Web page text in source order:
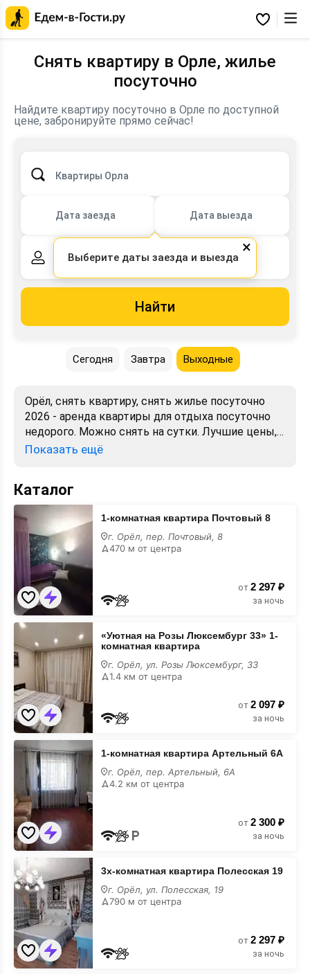
Избранное
Снять квартиру в Орле, жилье
посуточно
Найдите квартиру посуточно в Орле по доступной
цене, забронируйте прямо сейчас!
Квартиры Орла
Дата заезда Дата выезда
2 взрослых,0 детей
Найти
Сегодня Завтра Выходные
Орёл, снять квартиру, снять жилье посуточно
2026 - аренда квартиры для отдыха посуточно
недорого. Можно снять на сутки. Лучшие цены,
отзывы, фото, карта. Бронирование от хозяев и
Показать ещё
Каталог
1-
комнатная
квартира
Почтовый
1-комнатная квартира Почтовый 8
г. Орёл, пер. Почтовый, 8
470 м от центра
от 2 297 ₽
за ночь
«Уютная
Розы
Люксембург
33»
1-
комнатная
квартира
«Уютная на Розы Люксембург 33» 1-
комнатная квартира
г. Орёл, ул. Розы Люксембург, 33
1.4 км от центра
от 2 097 ₽
за ночь
1-
комнатная
квартира
Артельный
1-комнатная квартира Артельный 6А
г. Орёл, пер. Артельный, 6А
4.2 км от центра
от 2 300 ₽
за ночь
3х-
комнатная
квартира
Полесская
19
3х-комнатная квартира Полесская 19
г. Орёл, ул. Полесская, 19
790 м от центра
от 2 297 ₽
за ночь
×
Выберите даты заезда и выезда